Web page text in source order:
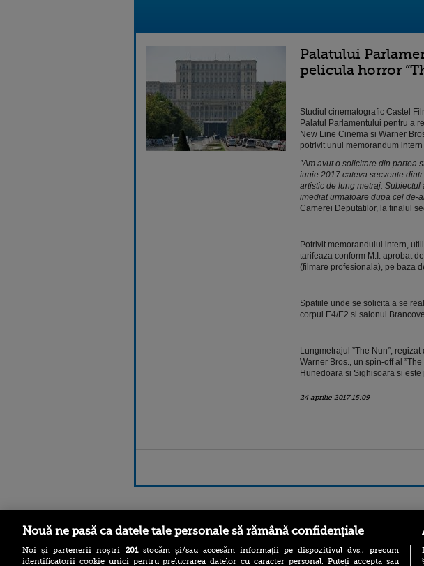
Palatului
pelicula horror
Studiul cinematografic Castel
Palatul Parlamentului pentru a
New Line Cinema si Warner
potrivit unui memorandum
”Am avut o solicitare din partea
iunie 2017 cateva secvente
artistic de lung metraj.
imediat urmatoare dupa cel de-
Camerei Deputatilor, la finalul
Potrivit memorandului intern,
tarifeaza conform M.I. aprobat
(filmare profesionala), pe baza
Spatiile unde se solicita a se
corpul E4/E2 si salonul
Lungmetrajul ”The Nun”,
Warner Bros., un spin-off al
Hunedoara si Sighisoara si
24 aprilie 2017 15:09
Stirileprotv.ro ilike-it.ro
Nouă ne pasă ca datele tale personale să rămână confidențiale
Noi și partenerii noștri 201stocăm și/sau accesăm informații pe dispozitivul dvs., precum
identificatorii cookie unici pentru prelucrarea datelor cu caracter personal. Puteți accepta sau